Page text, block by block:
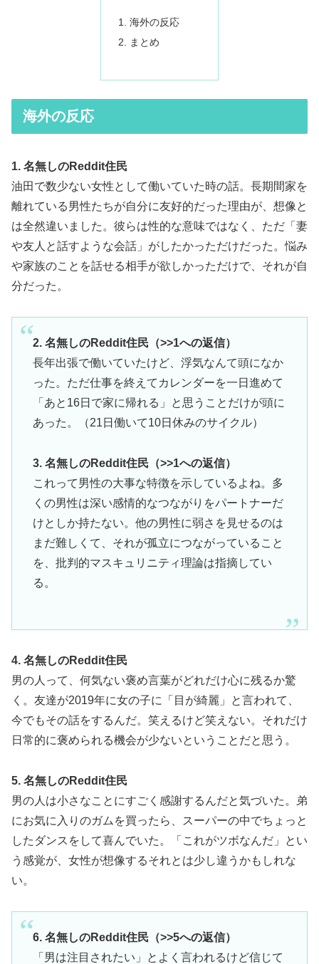
海外の反応
まとめ
海外の反応
1. 名無しのReddit住民
油田で数少ない女性として働いていた時の話。長期間家を
離れている男性たちが自分に友好的だった理由が、想像と
は全然違いました。彼らは性的な意味ではなく、ただ「妻
や友人と話すような会話」がしたかっただけだった。悩み
や家族のことを話せる相手が欲しかっただけで、それが自
分だった。
2. 名無しのReddit住民（>>1への返信）
長年出張で働いていたけど、浮気なんて頭になか
った。ただ仕事を終えてカレンダーを一日進めて
「あと16日で家に帰れる」と思うことだけが頭に
あった。（21日働いて10日休みのサイクル）
3. 名無しのReddit住民（>>1への返信）
これって男性の大事な特徴を示しているよね。多
くの男性は深い感情的なつながりをパートナーだ
けとしか持たない。他の男性に弱さを見せるのは
まだ難しくて、それが孤立につながっていること
を、批判的マスキュリニティ理論は指摘してい
る。
4. 名無しのReddit住民
男の人って、何気ない褒め言葉がどれだけ心に残るか驚
く。友達が2019年に女の子に「目が綺麗」と言われて、
今でもその話をするんだ。笑えるけど笑えない。それだけ
日常的に褒められる機会が少ないということだと思う。
5. 名無しのReddit住民
男の人は小さなことにすごく感謝するんだと気づいた。弟
にお気に入りのガムを買ったら、スーパーの中でちょっと
したダンスをして喜んでいた。「これがツボなんだ」とい
う感覚が、女性が想像するそれとは少し違うかもしれな
い。
6. 名無しのReddit住民（>>5への返信）
「男は注目されたい」とよく言われるけど信じて